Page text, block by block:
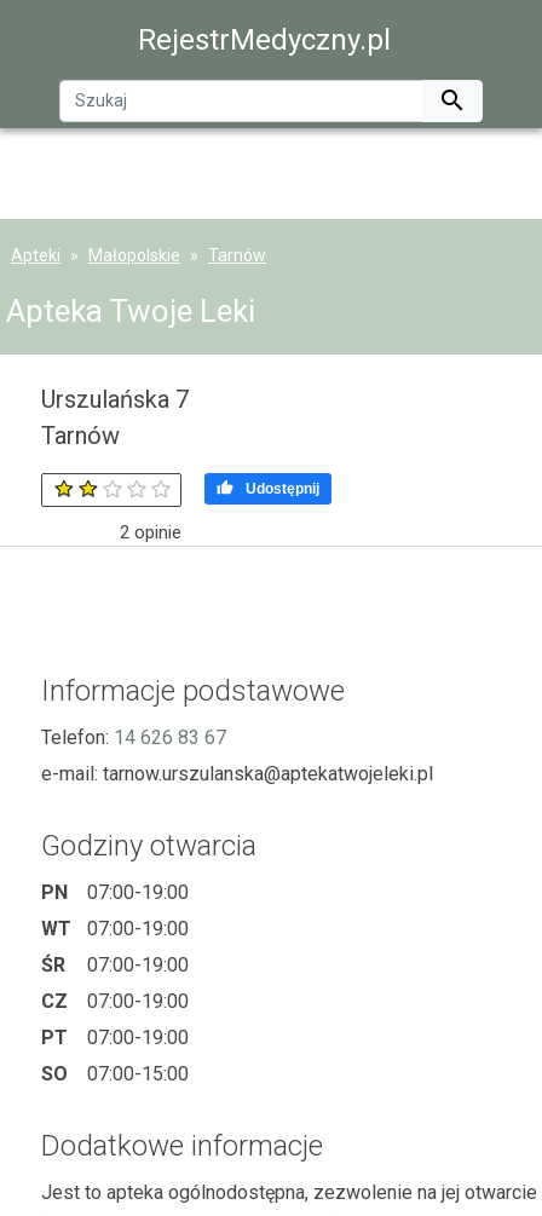
RejestrMedyczny.pl

Apteki Małopolskie Tarnów
Apteka Twoje Leki
Urszulańska 7
Tarnów
2 opinie
 Udostępnij
Informacje podstawowe
Telefon: 14 626 83 67
e-mail: tarnow.urszulanska@aptekatwojeleki.pl
Godziny otwarcia
PN
07:00-19:00
WT
07:00-19:00
ŚR
07:00-19:00
CZ
07:00-19:00
PT
07:00-19:00
SO
07:00-15:00
Dodatkowe informacje
Jest to apteka ogólnodostępna, zezwolenie na jej otwarcie